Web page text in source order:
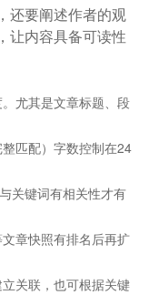
还要阐述作者的观
让内容具备可读性
尤其是文章标题、段
匹配）字数控制在24
关键词有相关性才有
章快照有排名后再扩
关联，也可根据关键